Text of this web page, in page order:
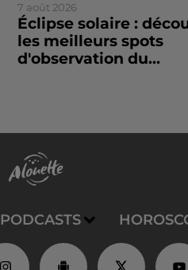
7 août 2026
Éclipse solaire :
les meilleurs spots
d'observation du...
PODCASTS